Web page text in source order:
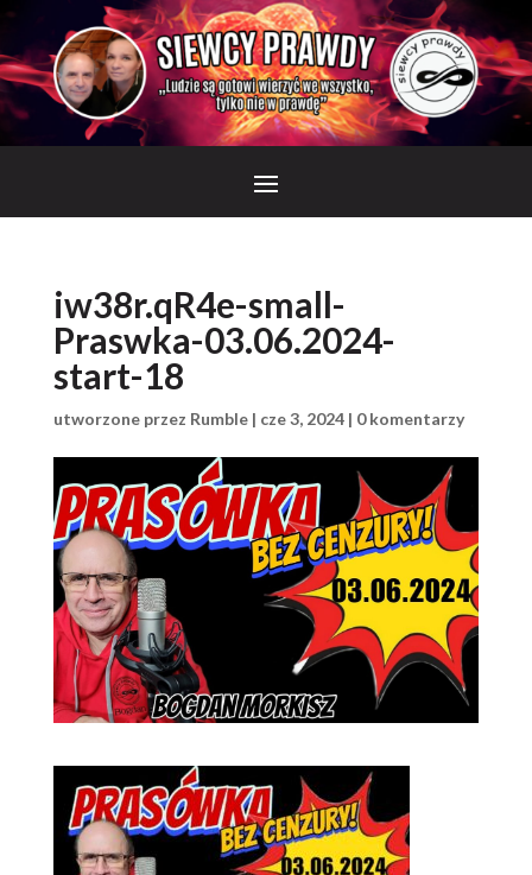
iw38r.qR4e-small-
Praswka-03.06.2024-
start-18
utworzone przez Rumble| cze 3, 2024| 0 komentarzy